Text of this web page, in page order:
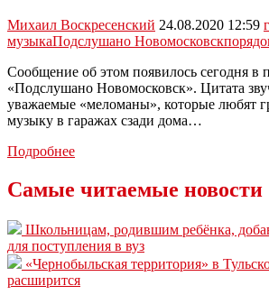
Михаил Воскресенский 24.08.2020 12:59
музыкаПодслушано Новомосковск
Сообщение об этом появилось сегодня в
«Подслушано Новомосковск». Цитата
уважаемые «меломаны», которые любят
музыку в гаражах сзади дома…
ПодробнееЖители
по
Олимпийская
жалуются
на
громкую
Самые читаемые новости
Школьницам, родившим ребёнка,
для поступления в вуз
«Чернобыльская территория» в
расширится